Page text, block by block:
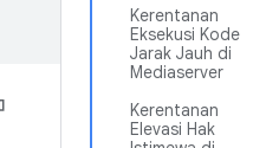
Kerentanan
Eksekusi Kode
Jarak Jauh di
Mediaserver
Kerentanan
Elevasi Hak